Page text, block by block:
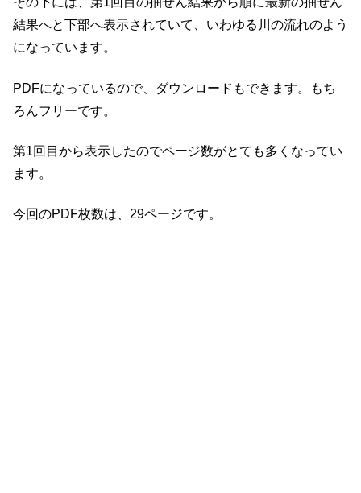
結果へと下部へ表示されていて、いわゆる川の流れのよう
になっています。
PDFになっているので、ダウンロードもできます。もち
ろんフリーです。
第1回目から表示したのでページ数がとても多くなってい
ます。
今回のPDF枚数は、29ページです。